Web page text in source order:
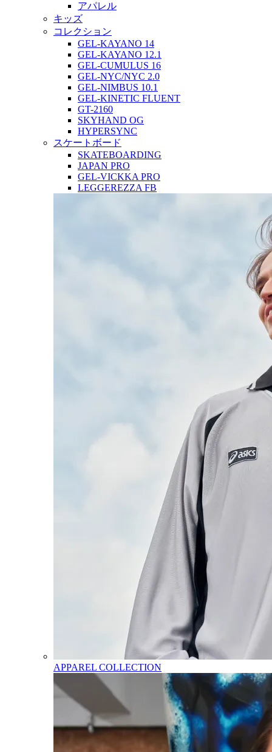
アパレル
キッズ
コレクション
GEL-KAYANO 14
GEL-KAYANO 12.1
GEL-CUMULUS 16
GEL-NYC/NYC 2.0
GEL-NIMBUS 10.1
GEL-KINETIC FLUENT
GT-2160
SKYHAND OG
HYPERSYNC
スケートボード
SKATEBOARDING
JAPAN PRO
GEL-VICKKA PRO
LEGGEREZZA FB
APPAREL COLLECTION